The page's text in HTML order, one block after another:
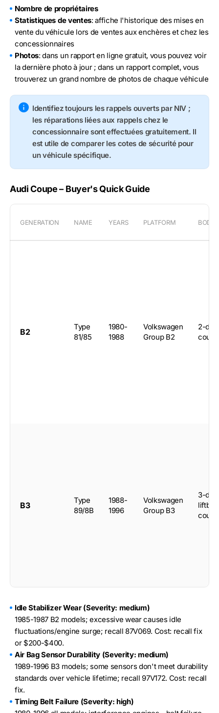
Nombre de propriétaires
Statistiques de ventes: affiche l'historique des mises en
vente du véhicule lors de ventes aux enchères et chez les
concessionnaires
Photos: dans un rapport en ligne gratuit, vous pouvez voir
la dernière photo à jour ; dans un rapport complet, vous
trouverez un grand nombre de photos de chaque véhicule
Identifiez toujours les rappels ouverts par NIV ;
les réparations liées aux rappels chez le
concessionnaire sont effectuées gratuitement. Il
est utile de comparer les cotes de sécurité pour
un véhicule spécifique.
Audi Coupe – Buyer's Quick Guide
GENERATION NAME YEARS PLATFORM BODY
B2
Type
81/85
1980-
1988
Volkswagen
Group B2
2-
coupe
B3
Type
89/8B
1988-
1996
Volkswagen
Group B3
3-
coupe
Idle Stabilizer Wear (Severity: medium)
1985-1987 B2 models; excessive wear causes idle
fluctuations/engine surge; recall 87V069. Cost: recall fix
or $200-$400.
Air Bag Sensor Durability (Severity: medium)
1989-1996 B3 models; some sensors don't meet durability
standards over vehicle lifetime; recall 97V172. Cost: recall
fix.
Timing Belt Failure (Severity: high)